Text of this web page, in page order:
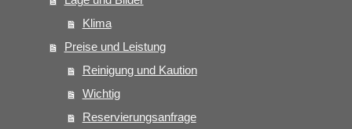
Klima
Preise und Leistung
Reinigung und Kaution
Wichtig
Reservierungsanfrage